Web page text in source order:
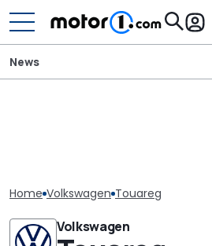
News
Home Volkswagen Touareg
Volkswagen